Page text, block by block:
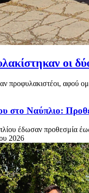
οι
προφυλακιστέοι, αφού
στο Ναύπλιο:
έδωσαν προθεσμία
2026